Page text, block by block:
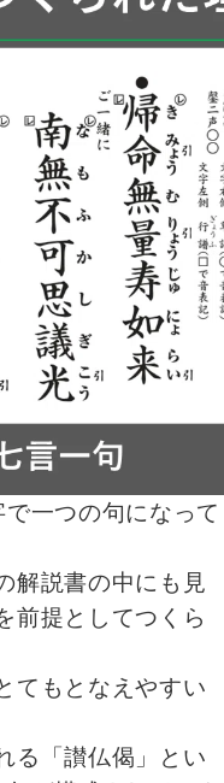
一つの句になって
解説書の中にも見
前提としてつくら
てもとなえやすい
る「讃仏偈」とい